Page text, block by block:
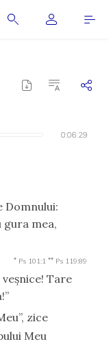
0:06:29
0:06:29
Domnului:
gura mea,
* Ps 101:1 ** Ps 119:89
Tare
zice
Meu